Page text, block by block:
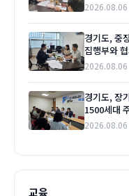
2026.08.06
경기도, 중
집행부와
2026.08.06
경기도, 장
1500세대
2026.08.06
교육